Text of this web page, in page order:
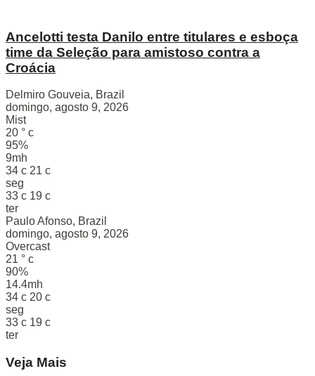
Ancelotti testa Danilo entre titulares e esboça
time da Seleção para amistoso contra a
Croácia
Delmiro Gouveia, Brazil
domingo, agosto 9, 2026
Mist
20 ° c
95%
9mh
34 c 21 c
seg
33 c 19 c
ter
Paulo Afonso, Brazil
domingo, agosto 9, 2026
Overcast
21 ° c
90%
14.4mh
34 c 20 c
seg
33 c 19 c
ter
Veja Mais